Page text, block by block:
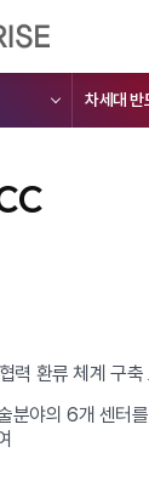
차세대
력 환류 체계 구축
분야의 6개 센터